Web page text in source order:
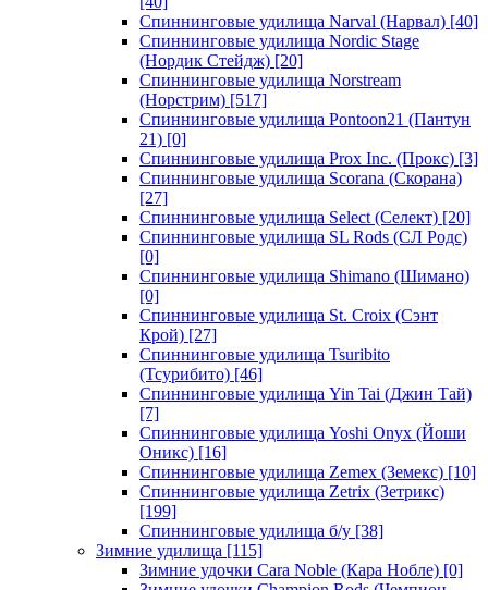
Спиннинговые удилища Narval (Нарвал) [40]
Спиннинговые удилища Nordic Stage
(Нордик Стейдж) [20]
Спиннинговые удилища Norstream
(Норстрим) [517]
Спиннинговые удилища Pontoon21 (Пантун
21) [0]
Спиннинговые удилища Prox Inc. (Прокс) [3]
Спиннинговые удилища Scorana (Скорана)
[27]
Спиннинговые удилища Select (Селект) [20]
Спиннинговые удилища SL Rods (СЛ Родс)
[0]
Спиннинговые удилища Shimano (Шимано)
[0]
Спиннинговые удилища St. Croix (Сэнт
Крой) [27]
Спиннинговые удилища Tsuribito
(Тсурибито) [46]
Спиннинговые удилища Yin Tai (Джин Тай)
[7]
Спиннинговые удилища Yoshi Onyx (Йоши
Оникс) [16]
Спиннинговые удилища Zemex (Земекс) [10]
Спиннинговые удилища Zetrix (Зетрикс)
[199]
Спиннинговые удилища б/у [38]
Зимние удилища [115]
Зимние удочки Cara Noble (Кара Нобле) [0]